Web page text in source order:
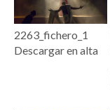
2263_fichero_1
Descargar en alta